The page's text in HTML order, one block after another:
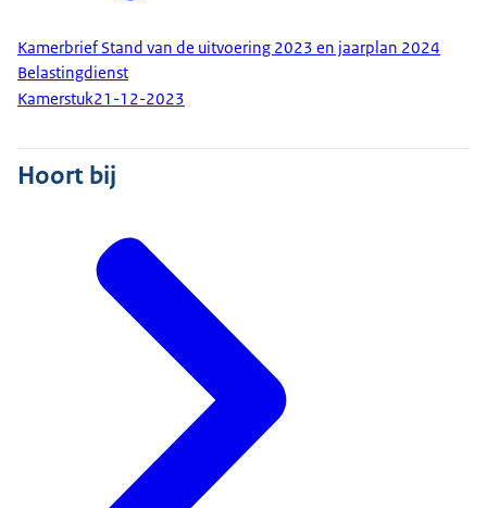
Kamerbrief Stand van de uitvoering 2023 en jaarplan 2024
Belastingdienst
Kamerstuk21-12-2023
Hoort bij